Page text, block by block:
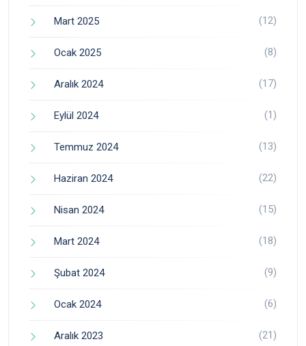
Mart 2025 (12)
Ocak 2025 (8)
Aralık 2024 (17)
Eylül 2024 (1)
Temmuz 2024 (13)
Haziran 2024 (22)
Nisan 2024 (15)
Mart 2024 (18)
Şubat 2024 (9)
Ocak 2024 (6)
Aralık 2023 (21)